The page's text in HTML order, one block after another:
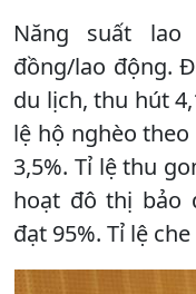
Năng suất
đồng/lao động.
du lịch, thu hút
lệ hộ nghèo
3,5%. Tỉ lệ thu
hoạt đô thị bảo
đạt 95%. Tỉ lệ